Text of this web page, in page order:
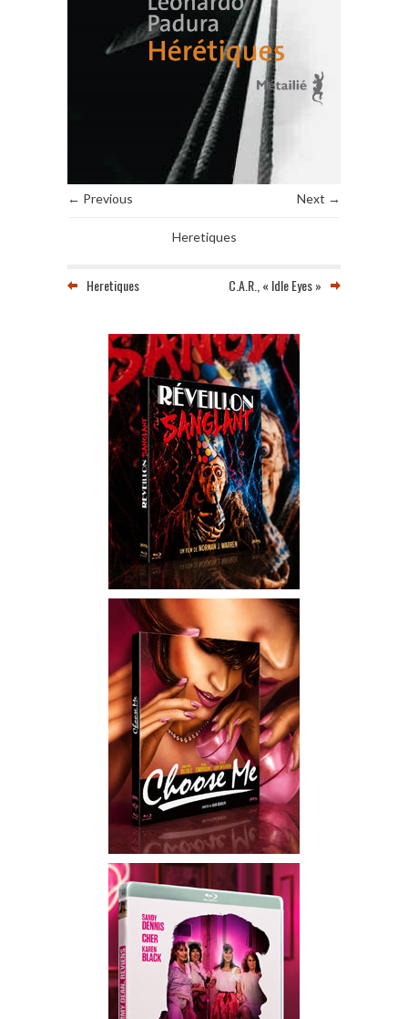
← Previous Next →
Heretiques
Heretiques C.A.R., « Idle Eyes »